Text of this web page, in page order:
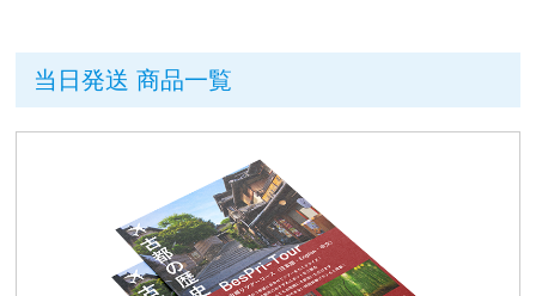
当日発送 商品一覧